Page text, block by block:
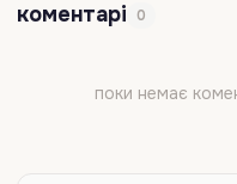
коментарі 0
поки немає